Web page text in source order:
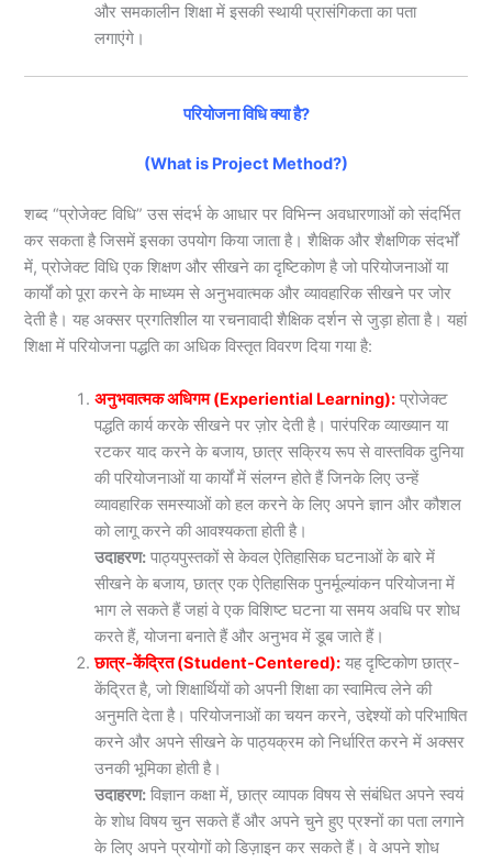
और समकालीन शिक्षा में इसकी स्थायी प्रासंगिकता का पता
लगाएंगे।
परियोजना विधि क्या है?
(What is Project Method?)
शब्द “प्रोजेक्ट विधि” उस संदर्भ के आधार पर विभिन्न अवधारणाओं को संदर्भित
कर सकता है जिसमें इसका उपयोग किया जाता है। शैक्षिक और शैक्षणिक संदर्भों
में, प्रोजेक्ट विधि एक शिक्षण और सीखने का दृष्टिकोण है जो परियोजनाओं या
कार्यों को पूरा करने के माध्यम से अनुभवात्मक और व्यावहारिक सीखने पर जोर
देती है। यह अक्सर प्रगतिशील या रचनावादी शैक्षिक दर्शन से जुड़ा होता है। यहां
शिक्षा में परियोजना पद्धति का अधिक विस्तृत विवरण दिया गया है:
अनुभवात्मक अधिगम (Experiential Learning): प्रोजेक्ट
पद्धति कार्य करके सीखने पर ज़ोर देती है। पारंपरिक व्याख्यान या
रटकर याद करने के बजाय, छात्र सक्रिय रूप से वास्तविक दुनिया
की परियोजनाओं या कार्यों में संलग्न होते हैं जिनके लिए उन्हें
व्यावहारिक समस्याओं को हल करने के लिए अपने ज्ञान और कौशल
को लागू करने की आवश्यकता होती है।
उदाहरण: पाठ्यपुस्तकों से केवल ऐतिहासिक घटनाओं के बारे में
सीखने के बजाय, छात्र एक ऐतिहासिक पुनर्मूल्यांकन परियोजना में
भाग ले सकते हैं जहां वे एक विशिष्ट घटना या समय अवधि पर शोध
करते हैं, योजना बनाते हैं और अनुभव में डूब जाते हैं।
छात्र-केंद्रित (Student-Centered): यह दृष्टिकोण छात्र-
केंद्रित है, जो शिक्षार्थियों को अपनी शिक्षा का स्वामित्व लेने की
अनुमति देता है। परियोजनाओं का चयन करने, उद्देश्यों को परिभाषित
करने और अपने सीखने के पाठ्यक्रम को निर्धारित करने में अक्सर
उनकी भूमिका होती है।
उदाहरण: विज्ञान कक्षा में, छात्र व्यापक विषय से संबंधित अपने स्वयं
के शोध विषय चुन सकते हैं और अपने चुने हुए प्रश्नों का पता लगाने
के लिए अपने प्रयोगों को डिज़ाइन कर सकते हैं। वे अपने शोध